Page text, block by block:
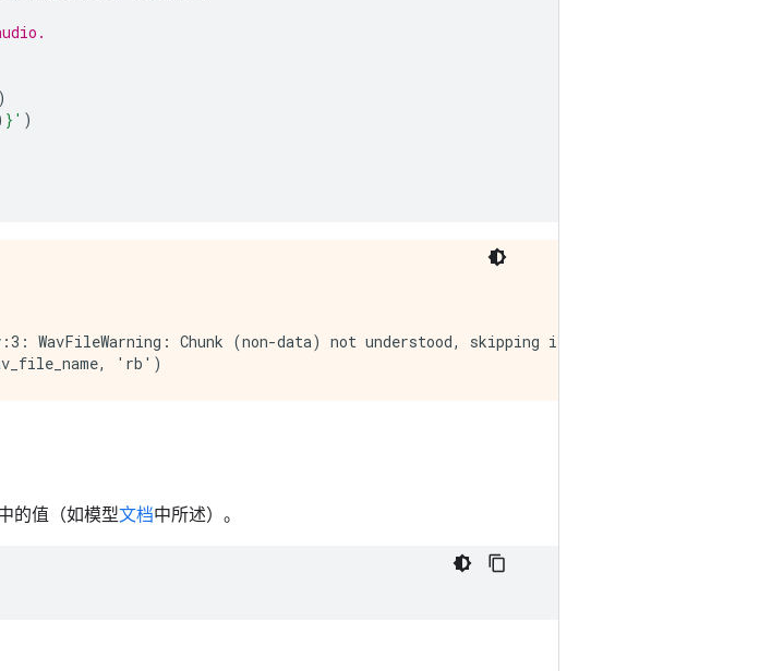
)
} ' )
WavFileWarning: Chunk (non-data) not understood, skipping it.
的值（如模型文档中所述）。